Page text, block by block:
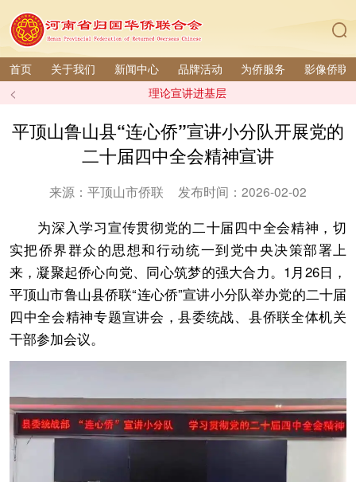
首页 关于我们 新闻中心 品牌活动 为侨服务 影像侨联
< 理论宣讲进基层
平顶山鲁山县“连心侨”宣讲小分队开展党的
二十届四中全会精神宣讲
来源：平顶山市侨联 发布时间：2026-02-02
为深入学习宣传贯彻党的二十届四中全会精神，切
实把侨界群众的思想和行动统一到党中央决策部署上
来，凝聚起侨心向党、同心筑梦的强大合力。1月26日，
平顶山市鲁山县侨联“连心侨”宣讲小分队举办党的二十届
四中全会精神专题宣讲会，县委统战、县侨联全体机关
干部参加会议。